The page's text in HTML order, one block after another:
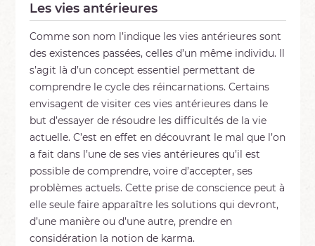
Les vies antérieures
Comme son nom l’indique les vies antérieures sont
des existences passées, celles d’un même individu. Il
s’agit là d’un concept essentiel permettant de
comprendre le cycle des réincarnations. Certains
envisagent de visiter ces vies antérieures dans le
but d’essayer de résoudre les difficultés de la vie
actuelle. C’est en effet en découvrant le mal que l’on
a fait dans l’une de ses vies antérieures qu’il est
possible de comprendre, voire d’accepter, ses
problèmes actuels. Cette prise de conscience peut à
elle seule faire apparaître les solutions qui devront,
d’une manière ou d’une autre, prendre en
considération la notion de karma.